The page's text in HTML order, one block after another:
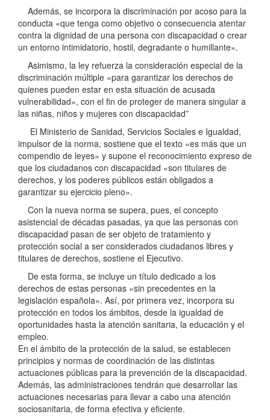
Además, se incorpora la discriminación por acoso para la
conducta «que tenga como objetivo o consecuencia atentar
contra la dignidad de una persona con discapacidad o crear
un entorno intimidatorio, hostil, degradante o humillante».
Asimismo, la ley refuerza la consideración especial de la
discriminación múltiple «para garantizar los derechos de
quienes pueden estar en esta situación de acusada
vulnerabilidad», con el fin de proteger de manera singular a
las niñas, niños y mujeres con discapacidad”
El Ministerio de Sanidad, Servicios Sociales e Igualdad,
impulsor de la norma, sostiene que el texto «es más que un
compendio de leyes» y supone el reconocimiento expreso de
que los ciudadanos con discapacidad «son titulares de
derechos, y los poderes públicos están obligados a
garantizar su ejercicio pleno».
Con la nueva norma se supera, pues, el concepto
asistencial de décadas pasadas, ya que las personas con
discapacidad pasan de ser objeto de tratamiento y
protección social a ser considerados ciudadanos libres y
titulares de derechos, sostiene el Ejecutivo.
De esta forma, se incluye un título dedicado a los
derechos de estas personas «sin precedentes en la
legislación española». Así, por primera vez, incorpora su
protección en todos los ámbitos, desde la igualdad de
oportunidades hasta la atención sanitaria, la educación y el
empleo.
En el ámbito de la protección de la salud, se establecen
principios y normas de coordinación de las distintas
actuaciones públicas para la prevención de la discapacidad.
Además, las administraciones tendrán que desarrollar las
actuaciones necesarias para llevar a cabo una atención
sociosanitaria, de forma efectiva y eficiente.